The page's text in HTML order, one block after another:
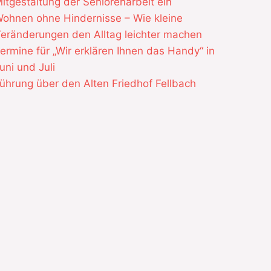
ohne Hindernisse – Wie kleine
den Alltag leichter machen
für „Wir erklären Ihnen das Handy“ in
und Juli
über den Alten Friedhof Fellbach